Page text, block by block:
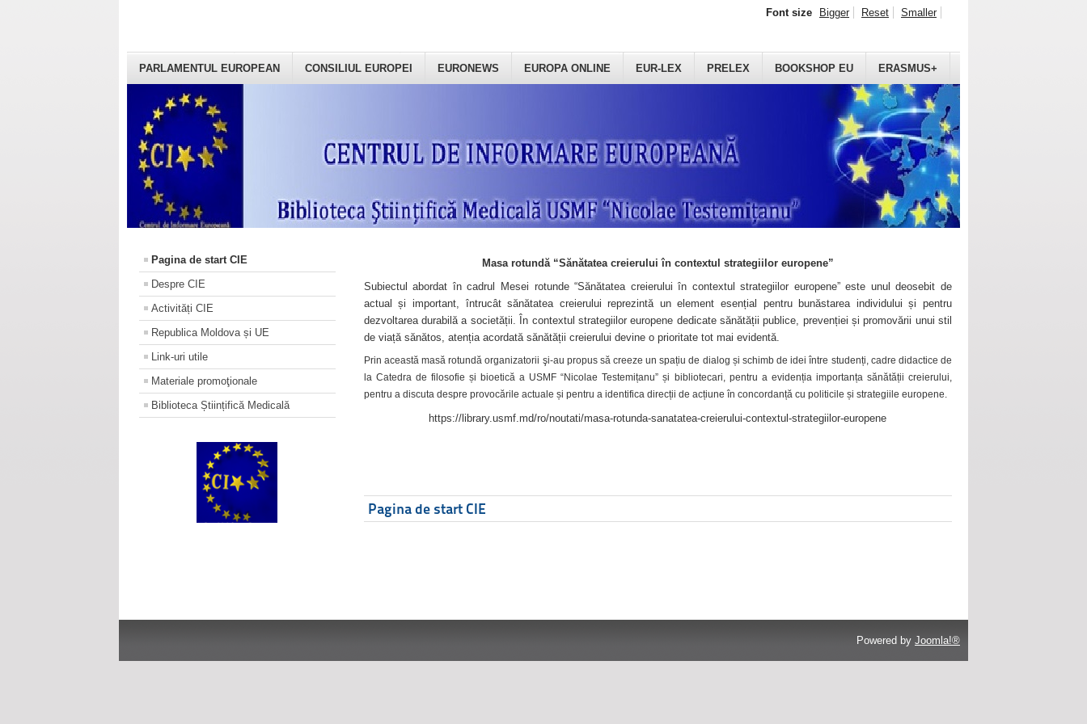
PARLAMENTUL EUROPEAN CONSILIUL EUROPEI EURONEWS EUROPA ONLINE EUR-LEX PRELEX BOOKSHOP EU ERASMUS+
Font size Bigger Reset Smaller
Pagina de start CIE
Despre CIE
Activități CIE
Republica Moldova și UE
Link-uri utile
Materiale promoţionale
Biblioteca Științifică Medicală
Masa rotundă “Sănătatea creierului în contextul strategiilor europene”
Subiectul abordat în cadrul Mesei rotunde “Sănătatea creierului în contextul strategiilor europene” este unul deosebit de
actual și important, întrucât sănătatea creierului reprezintă un element esențial pentru bunăstarea individului și pentru
dezvoltarea durabilă a societății. În contextul strategiilor europene dedicate sănătății publice, prevenției și promovării unui stil
de viață sănătos, atenția acordată sănătății creierului devine o prioritate tot mai evidentă.
Prin această masă rotundă organizatorii şi-au propus să creeze un spațiu de dialog și schimb de idei între studenți, cadre didactice de
la Catedra de filosofie și bioetică a USMF “Nicolae Testemițanu” și bibliotecari, pentru a evidenția importanța sănătății creierului,
pentru a discuta despre provocările actuale și pentru a identifica direcții de acțiune în concordanță cu politicile și strategiile europene.
https://library.usmf.md/ro/noutati/masa-rotunda-sanatatea-creierului-contextul-strategiilor-europene
Pagina de start CIE
Powered by Joomla!®